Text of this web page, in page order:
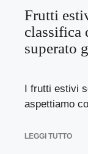
Frutti
classifica
superato
I frutti estivi
aspettiamo
LEGGI TUTTO